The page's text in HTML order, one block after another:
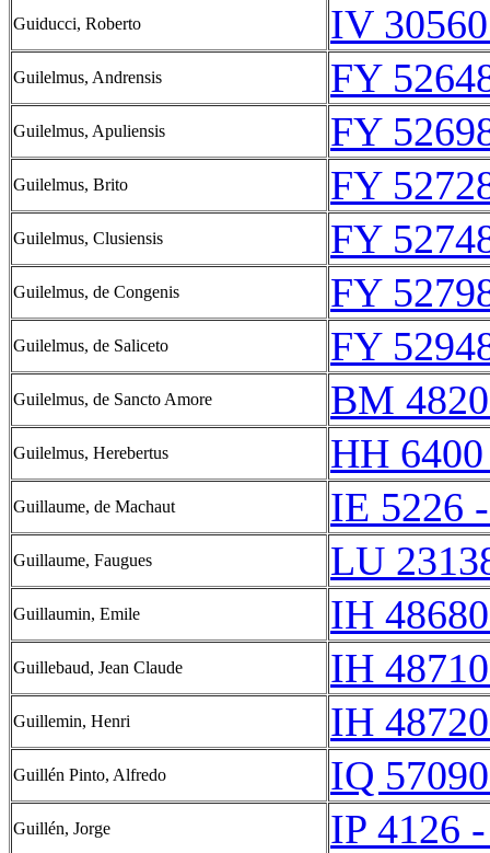
Guiducci, Roberto IV
Guilelmus, Andrensis FY
Guilelmus, Apuliensis FY
Guilelmus, Brito FY
Guilelmus, Clusiensis FY
Guilelmus, de Congenis FY
Guilelmus, de Saliceto FY
Guilelmus, de Sancto Amore BM
Guilelmus, Herebertus HH
Guillaume, de Machaut IE 5226
Guillaume, Faugues LU
Guillaumin, Emile IH
Guillebaud, Jean Claude IH
Guillemin, Henri IH
Guillén Pinto, Alfredo IQ
Guillén, Jorge IP 4126